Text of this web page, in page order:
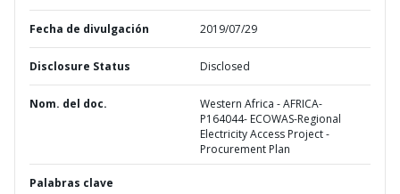
Fecha de divulgación 2019/07/29
Disclosure Status Disclosed
Nom. del doc.
Western Africa - AFRICA-
P164044- ECOWAS-Regional
Electricity Access Project -
Procurement Plan
Palabras clave